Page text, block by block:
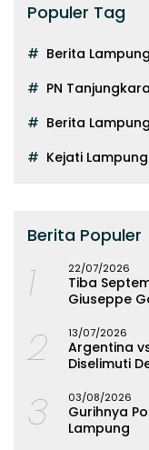
Populer Tag
Berita Lampung
PN
Berita
Kejati Lampung
Berita Populer
1 22/07/2026
Tiba
Giuseppe
2 13/07/2026
Argentina
Diselimuti
3 03/08/2026
Gurihnya
Lampung